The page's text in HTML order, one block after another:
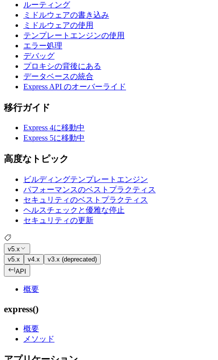
ルーティング
ミドルウェアの書き込み
ミドルウェアの使用
テンプレートエンジンの使用
エラー処理
デバッグ
プロキシの背後にある
データベースの統合
Express API のオーバーライド
移行ガイド
Express 4に移動中
Express 5に移動中
高度なトピック
ビルディングテンプレートエンジン
パフォーマンスのベストプラクティス
セキュリティのベストプラクティス
ヘルスチェックと優雅な停止
セキュリティの更新
v5.x
v5.x
v4.x
v3.x (deprecated)
API
概要
express()
概要
メソッド